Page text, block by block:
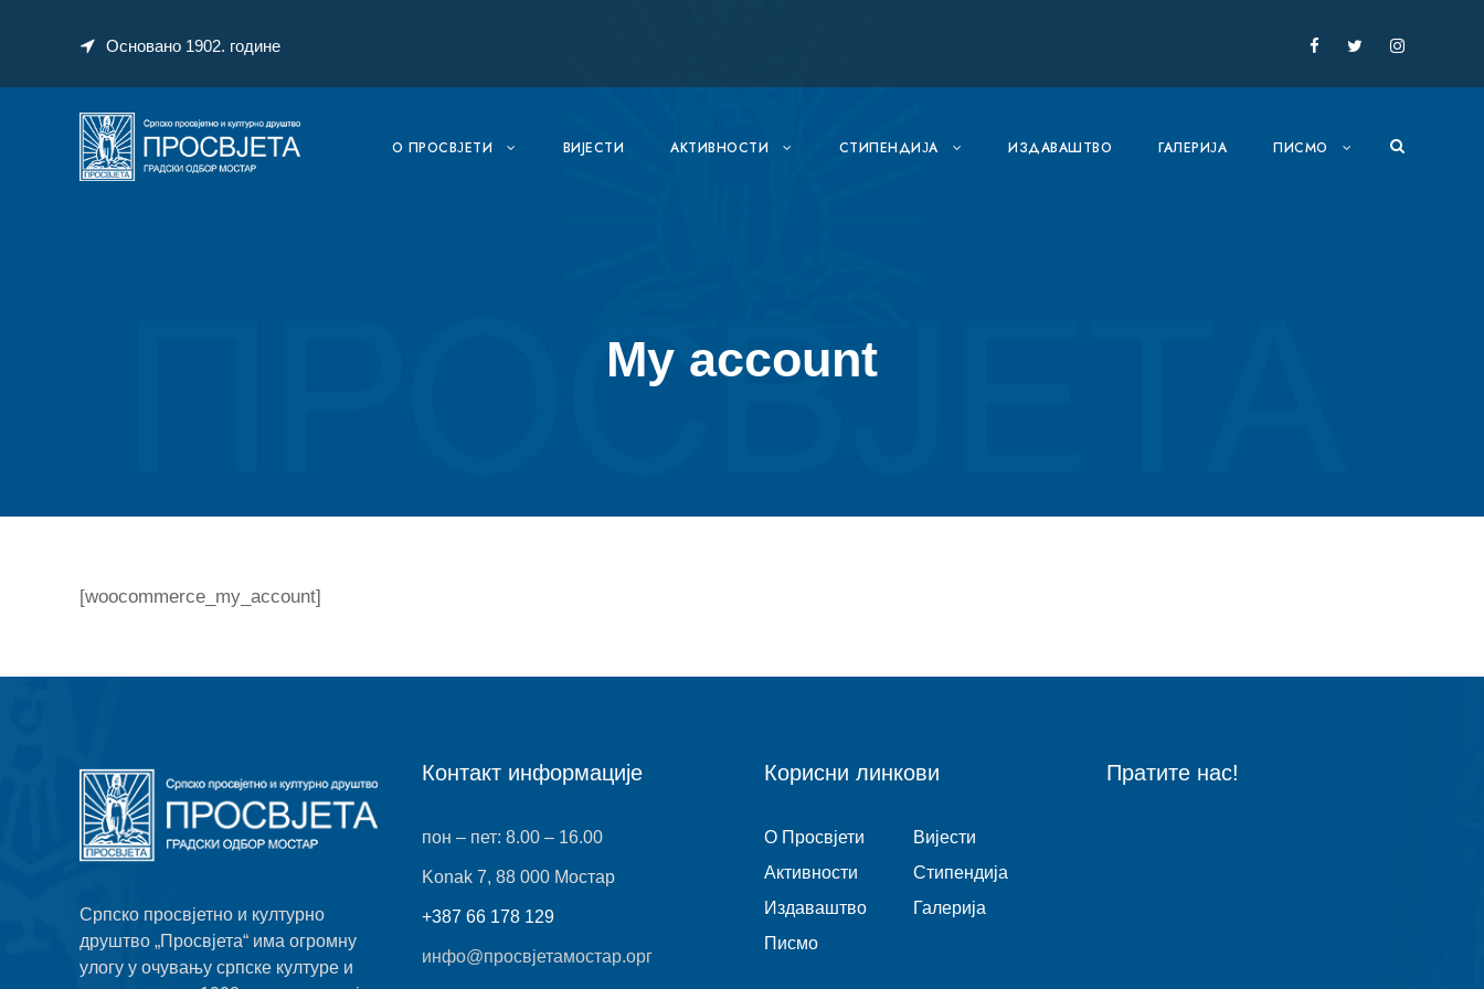
Основано 1902. године
O ПРОСВЈЕТИ ВИJЕСТИ АКТИВНОСТИ СТИПЕНДИЈА ИЗДАВАШТВО ГАЛЕРИЈА ПИСМО
My account
[woocommerce_my_account]
Српско просвјетно и културно
друштво „Просвјета“ има огромну
улогу у очувању српске културе и
Контакт информације
пон – пет: 8.00 – 16.00
Konak 7, 88 000 Мостар
+387 66 178 129
инфо@просвјетамостар.орг
Корисни линкови
O Просвјети
Виjести
Активности
Стипендија
Издаваштво
Галерија
Писмо
Пратите нас!